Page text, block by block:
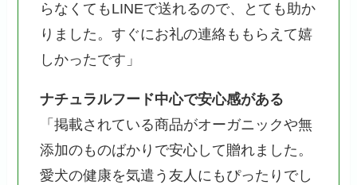
らなくてもLINEで送れるので、とても助か
りました。すぐにお礼の連絡ももらえて嬉
しかったです」
ナチュラルフード中心で安心感がある
「掲載されている商品がオーガニックや無
添加のものばかりで安心して贈れました。
愛犬の健康を気遣う友人にもぴったりでし